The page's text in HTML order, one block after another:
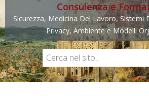
Consulenza e
Sicurezza, Medicina Del Lavoro, Sistemi
Privacy, Ambiente e Modelli